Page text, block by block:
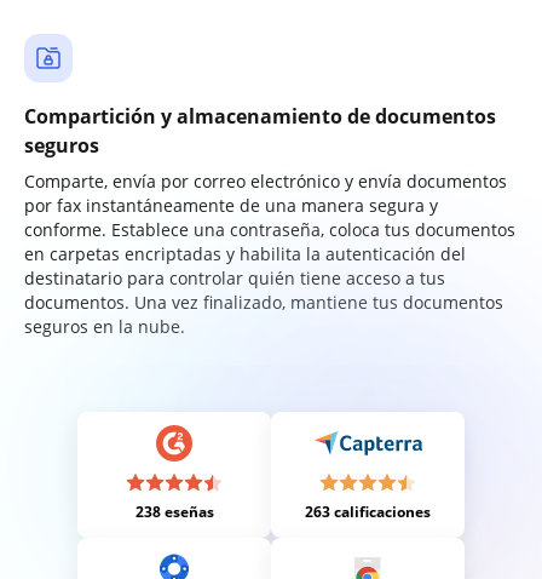
Compartición y almacenamiento de documentos
seguros
Comparte, envía por correo electrónico y envía documentos
por fax instantáneamente de una manera segura y
conforme. Establece una contraseña, coloca tus documentos
en carpetas encriptadas y habilita la autenticación del
destinatario para controlar quién tiene acceso a tus
documentos. Una vez finalizado, mantiene tus documentos
seguros en la nube.
238 eseñas 263 calificaciones